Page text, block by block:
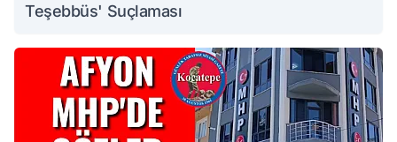
Teşebbüs' Suçlaması